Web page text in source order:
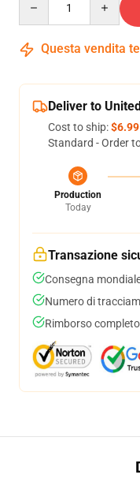
Questa vendita
Deliver to
Cost to ship:$6.99
Standard - Order
Production
Today
Transazione
Consegna
Numero di
Rimborso